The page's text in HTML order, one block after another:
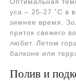
Оптимальная
уса – 25-27 ˚C в
зимнее время.
приток свежего
любит. Летом
балконе или
Полив и